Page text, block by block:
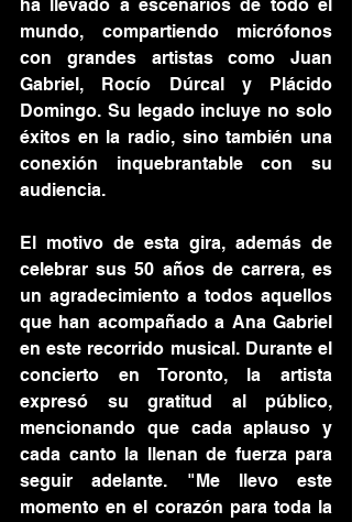
ha llevado a escenarios de todo el
mundo, compartiendo micrófonos
con grandes artistas como Juan
Gabriel, Rocío Dúrcal y Plácido
Domingo. Su legado incluye no solo
éxitos en la radio, sino también una
conexión inquebrantable con su
audiencia.
El motivo de esta gira, además de
celebrar sus 50 años de carrera, es
un agradecimiento a todos aquellos
que han acompañado a Ana Gabriel
en este recorrido musical. Durante el
concierto en Toronto, la artista
expresó su gratitud al público,
mencionando que cada aplauso y
cada canto la llenan de fuerza para
seguir adelante. "Me llevo este
momento en el corazón para toda la